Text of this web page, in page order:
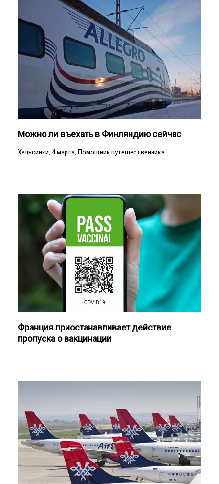
Можно ли въехать в Финляндию сейчас
Хельсинки, 4 марта, Помощник путешественника
Франция приостанавливает действие
пропуска о вакцинации